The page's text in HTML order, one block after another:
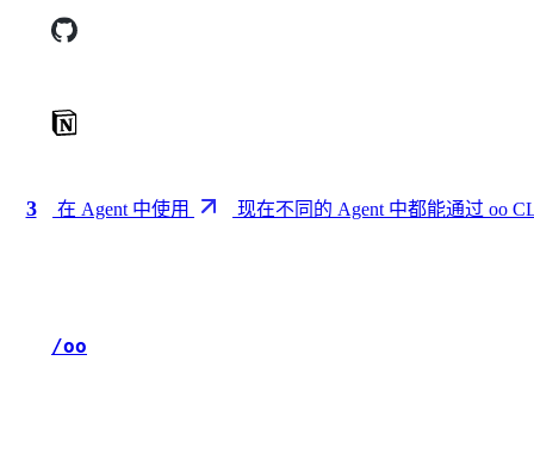
3 在 Agent 中使用 现在不同的 Agent 中都能通过 oo
/oo